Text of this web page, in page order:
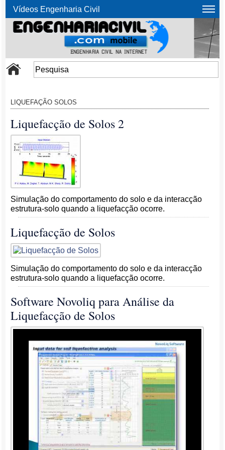
Vídeos Engenharia Civil
LIQUEFAÇÃO SOLOS
Liquefacção de Solos 2
Simulação do comportamento do solo e da interacção
estrutura-solo quando a liquefacção ocorre.
Liquefacção de Solos
Simulação do comportamento do solo e da interacção
estrutura-solo quando a liquefacção ocorre.
Software Novoliq para Análise da
Liquefacção de Solos